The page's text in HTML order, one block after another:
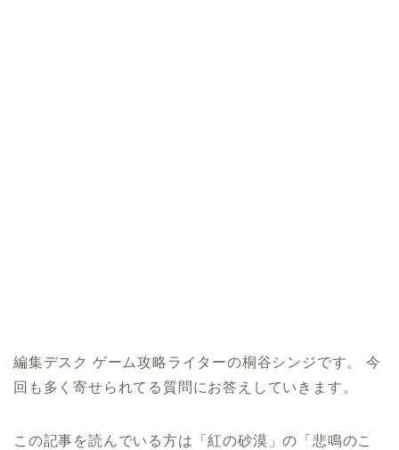
編集デスク ゲーム攻略ライターの桐谷シンジです。 今
回も多く寄せられてる質問にお答えしていきます。
この記事を読んでいる方は「紅の砂漠」の「悲鳴のこ